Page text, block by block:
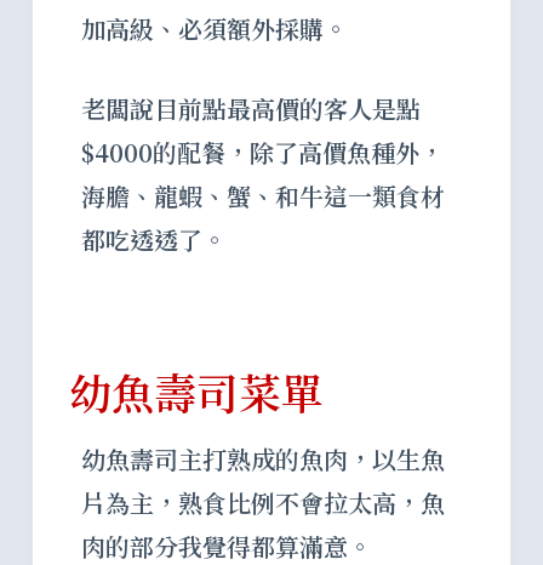
加高級、必須額外採購。
老闆說目前點最高價的客人是點
$4000的配餐，除了高價魚種外，
海膽、龍蝦、蟹、和牛這一類食材
都吃透透了。
幼魚壽司菜單
幼魚壽司主打熟成的魚肉，以生魚
片為主，熟食比例不會拉太高，魚
肉的部分我覺得都算滿意。